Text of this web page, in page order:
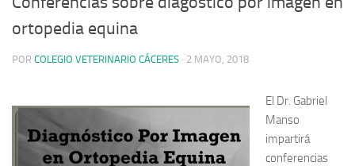
ortopedia equina
POR COLEGIO VETERINARIO CÁCERES · 2 MAYO, 2018
El Dr. Gabriel
Manso
impartirá
conferencias